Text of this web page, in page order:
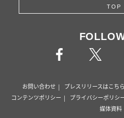
TOP
お問い合わせ プレスリリースはこちら
コンテンツポリシー
プライバシーポリシ
媒体資料